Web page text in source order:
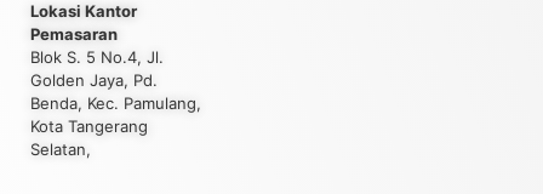
Lokasi Kantor
Pemasaran
Blok S. 5 No.4, Jl.
Golden Jaya, Pd.
Benda, Kec. Pamulang,
Kota Tangerang
Selatan,